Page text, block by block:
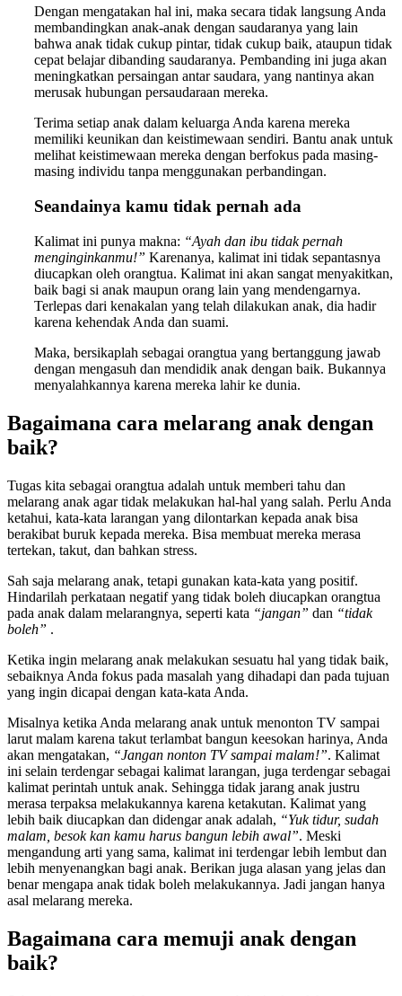
Dengan mengatakan hal ini, maka secara tidak langsung Anda
membandingkan anak-anak dengan saudaranya yang lain
bahwa anak tidak cukup pintar, tidak cukup baik, ataupun tidak
cepat belajar dibanding saudaranya. Pembanding ini juga akan
meningkatkan persaingan antar saudara, yang nantinya akan
merusak hubungan persaudaraan mereka.
Terima setiap anak dalam keluarga Anda karena mereka
memiliki keunikan dan keistimewaan sendiri. Bantu anak untuk
melihat keistimewaan mereka dengan berfokus pada masing-
masing individu tanpa menggunakan perbandingan.
Seandainya kamu tidak pernah ada
Kalimat ini punya makna: “Ayah dan ibu tidak pernah
menginginkanmu!” Karenanya, kalimat ini tidak sepantasnya
diucapkan oleh orangtua. Kalimat ini akan sangat menyakitkan,
baik bagi si anak maupun orang lain yang mendengarnya.
Terlepas dari kenakalan yang telah dilakukan anak, dia hadir
karena kehendak Anda dan suami.
Maka, bersikaplah sebagai orangtua yang bertanggung jawab
dengan mengasuh dan mendidik anak dengan baik. Bukannya
menyalahkannya karena mereka lahir ke dunia.
Bagaimana cara melarang anak dengan
baik?
Tugas kita sebagai orangtua adalah untuk memberi tahu dan
melarang anak agar tidak melakukan hal-hal yang salah. Perlu Anda
ketahui, kata-kata larangan yang dilontarkan kepada anak bisa
berakibat buruk kepada mereka. Bisa membuat mereka merasa
tertekan, takut, dan bahkan stress.
Sah saja melarang anak, tetapi gunakan kata-kata yang positif.
Hindarilah perkataan negatif yang tidak boleh diucapkan orangtua
pada anak dalam melarangnya, seperti kata “jangan” dan “tidak
boleh” .
Ketika ingin melarang anak melakukan sesuatu hal yang tidak baik,
sebaiknya Anda fokus pada masalah yang dihadapi dan pada tujuan
yang ingin dicapai dengan kata-kata Anda.
Misalnya ketika Anda melarang anak untuk menonton TV sampai
larut malam karena takut terlambat bangun keesokan harinya, Anda
akan mengatakan, “Jangan nonton TV sampai malam!”. Kalimat
ini selain terdengar sebagai kalimat larangan, juga terdengar sebagai
kalimat perintah untuk anak. Sehingga tidak jarang anak justru
merasa terpaksa melakukannya karena ketakutan. Kalimat yang
lebih baik diucapkan dan didengar anak adalah, “Yuk tidur, sudah
malam, besok kan kamu harus bangun lebih awal”. Meski
mengandung arti yang sama, kalimat ini terdengar lebih lembut dan
lebih menyenangkan bagi anak. Berikan juga alasan yang jelas dan
benar mengapa anak tidak boleh melakukannya. Jadi jangan hanya
asal melarang mereka.
Bagaimana cara memuji anak dengan
baik?